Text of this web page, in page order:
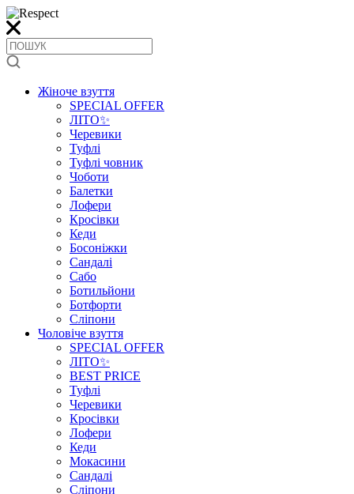
Жіноче взуття
SPECIAL OFFER
ЛІТО✨
Черевики
Туфлі
Туфлі човник
Чоботи
Балетки
Лофери
Кросівки
Кеди
Босоніжки
Сандалі
Сабо
Ботильйони
Ботфорти
Сліпони
Чоловіче взуття
SPECIAL OFFER
ЛІТО✨
BEST PRICE
Туфлі
Черевики
Кросівки
Лофери
Кеди
Мокасини
Сандалі
Сліпони